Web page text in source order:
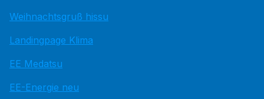
Weihnachtsgruß hissu
Landingpage Klima
EE Medatsu
EE-Energie neu